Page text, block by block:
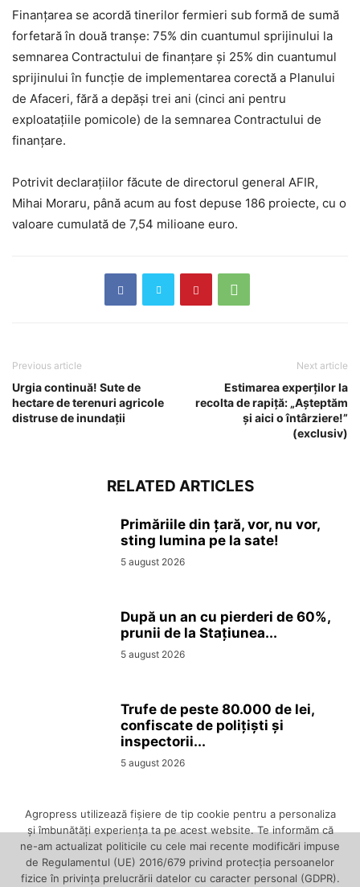
Finanțarea se acordă tinerilor fermieri sub formă de sumă
forfetară în două tranșe: 75% din cuantumul sprijinului la
semnarea Contractului de finanțare și 25% din cuantumul
sprijinului în funcție de implementarea corectă a Planului
de Afaceri, fără a depăși trei ani (cinci ani pentru
exploatațiile pomicole) de la semnarea Contractului de
finanțare.
Potrivit declarațiilor făcute de directorul general AFIR,
Mihai Moraru, până acum au fost depuse 186 proiecte, cu o
valoare cumulată de 7,54 milioane euro.
Previous article
Urgia continuă! Sute de
hectare de terenuri agricole
distruse de inundații
Next article
Estimarea experților la
recolta de rapiță: „Așteptăm
și aici o întârziere!”
(exclusiv)
RELATED ARTICLES
Primăriile din țară, vor, nu vor,
sting lumina pe la sate!
5 august 2026
După un an cu pierderi de 60%,
prunii de la Stațiunea...
5 august 2026
Trufe de peste 80.000 de lei,
confiscate de polițiști și
inspectorii...
5 august 2026
Agropress utilizează fişiere de tip cookie pentru a personaliza
și îmbunătăți experiența ta pe acest website. Te informăm că
ne-am actualizat politicile cu cele mai recente modificări impuse
de Regulamentul (UE) 2016/679 privind protecția persoanelor
fizice în privința prelucrării datelor cu caracter personal (GDPR).